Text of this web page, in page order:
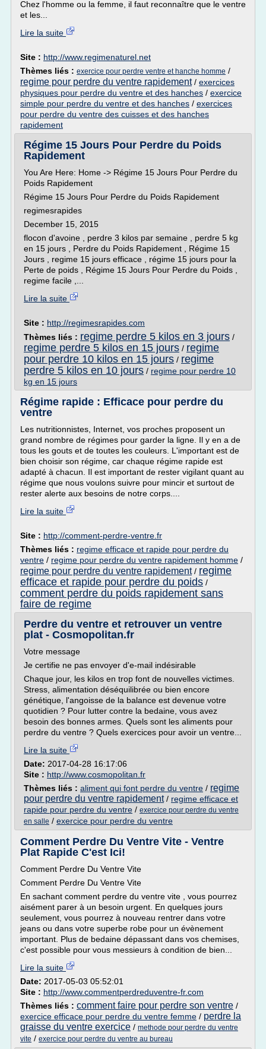
Chez l'homme ou la femme, il faut reconnaître que le ventre
et les...
Lire la suite
Site : http://www.regimenaturel.net
Thèmes liés : exercice pour perdre ventre et hanche homme /
regime pour perdre du ventre rapidement/ exercices
physiques pour perdre du ventre et des hanches / exercice
simple pour perdre du ventre et des hanches / exercices
pour perdre du ventre des cuisses et des hanches
rapidement
Régime 15 Jours Pour Perdre du Poids
Rapidement
You Are Here: Home -> Régime 15 Jours Pour Perdre du
Poids Rapidement
Régime 15 Jours Pour Perdre du Poids Rapidement
regimesrapides
December 15, 2015
flocon d'avoine , perdre 3 kilos par semaine , perdre 5 kg
en 15 jours , Perdre du Poids Rapidement , Régime 15
Jours , regime 15 jours efficace , régime 15 jours pour la
Perte de poids , Régime 15 Jours Pour Perdre du Poids ,
regime facile ,...
Lire la suite
Site : http://regimesrapides.com
Thèmes liés : regime perdre 5 kilos en 3 jours /
regime perdre 5 kilos en 15 jours / regime
pour perdre 10 kilos en 15 jours / regime
perdre 5 kilos en 10 jours / regime pour perdre 10
kg en 15 jours
Régime rapide : Efficace pour perdre du
ventre
Les nutritionnistes, Internet, vos proches proposent un
grand nombre de régimes pour garder la ligne. Il y en a de
tous les gouts et de toutes les couleurs. L'important est de
bien choisir son régime, car chaque régime rapide est
adapté à chacun. Il est important de rester vigilant quant au
régime que nous voulons suivre pour mincir et surtout de
rester alerte aux besoins de notre corps....
Lire la suite
Site : http://comment-perdre-ventre.fr
Thèmes liés : regime efficace et rapide pour perdre du
ventre / regime pour perdre du ventre rapidement homme /
regime pour perdre du ventre rapidement/ regime
efficace et rapide pour perdre du poids /
comment perdre du poids rapidement sans
faire de regime
Perdre du ventre et retrouver un ventre
plat - Cosmopolitan.fr
Votre message
Je certifie ne pas envoyer d'e-mail indésirable
Chaque jour, les kilos en trop font de nouvelles victimes.
Stress, alimentation déséquilibrée ou bien encore
génétique, l'angoisse de la balance est devenue votre
quotidien ? Pour lutter contre la bedaine, vous avez
besoin des bonnes armes. Quels sont les aliments pour
perdre du ventre ? Quels exercices pour avoir un ventre...
Lire la suite
Date: 2017-04-28 16:17:06
Site : http://www.cosmopolitan.fr
Thèmes liés : aliment qui font perdre du ventre / regime
pour perdre du ventre rapidement/ regime efficace et
rapide pour perdre du ventre / exercice pour perdre du ventre
en salle / exercice pour perdre du ventre
Comment Perdre Du Ventre Vite - Ventre
Plat Rapide C'est Ici!
Comment Perdre Du Ventre Vite
Comment Perdre Du Ventre Vite
En sachant comment perdre du ventre vite , vous pourrez
aisément parer à un besoin urgent. En quelques jours
seulement, vous pourrez à nouveau rentrer dans votre
jeans ou dans votre superbe robe pour un évènement
important. Plus de bedaine dépassant dans vos chemises,
c'est possible pour vous messieurs à condition de bien...
Lire la suite
Date: 2017-05-03 05:52:01
Site : http://www.commentperdreduventre-fr.com
Thèmes liés : comment faire pour perdre son ventre /
exercice efficace pour perdre du ventre femme / perdre la
graisse du ventre exercice / methode pour perdre du ventre
vite / exercice pour perdre du ventre au bureau